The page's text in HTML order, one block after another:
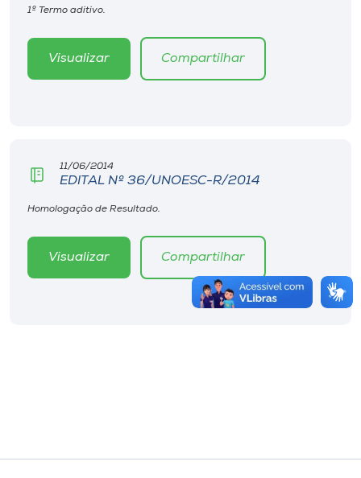
1º Termo aditivo.
Visualizar Compartilhar
11/06/2014
EDITAL Nº 36/UNOESC-R/2014
Homologação de Resultado.
Visualizar Compartilhar